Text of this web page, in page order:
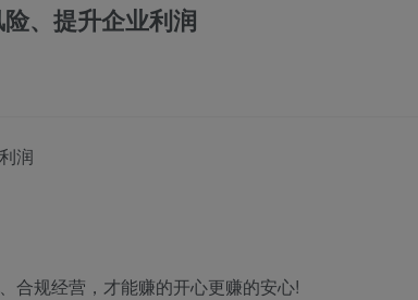
、提升企业利润
润
合规经营，才能赚的开心更赚的安心!